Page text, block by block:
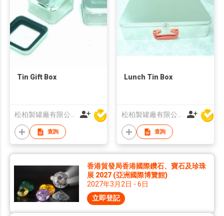
Tin Gift Box
松柏製罐廠有限公司
查詢
Lunch Tin Box
松柏製罐廠有限公司
查詢
香港貿發局香港國際鑽石、寶石及珍珠
展 2027 (亞洲國際博覽館)
2027年3月2日 - 6日
立即登記